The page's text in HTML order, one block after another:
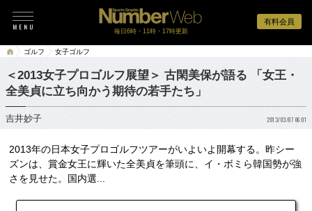
有料会員
毎日6時・11時・17時更新
ゴルフ 女子ゴルフ
＜2013女子プロゴルフ展望＞ 古閑美保が語る 「女王・
全美貞に立ち向かう期待の若手たち」
吉井妙子 2013/03/07 06:01
2013年の日本女子プロゴルフツアーがいよいよ開幕する。昨シー
ズンは、賞金女王に輝いた全美貞を筆頭に、イ・ボミら韓国勢が強
さを見せた。国内選...